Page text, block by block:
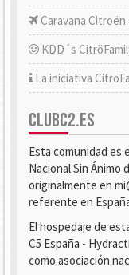
Caravana Citroën
KDD´s
La iniciativa
CLUBC2.ES
Esta comunidad es
Nacional Sin Ánimo
originalmente en
referente en
El hospedaje de
C5 España -
como asociación